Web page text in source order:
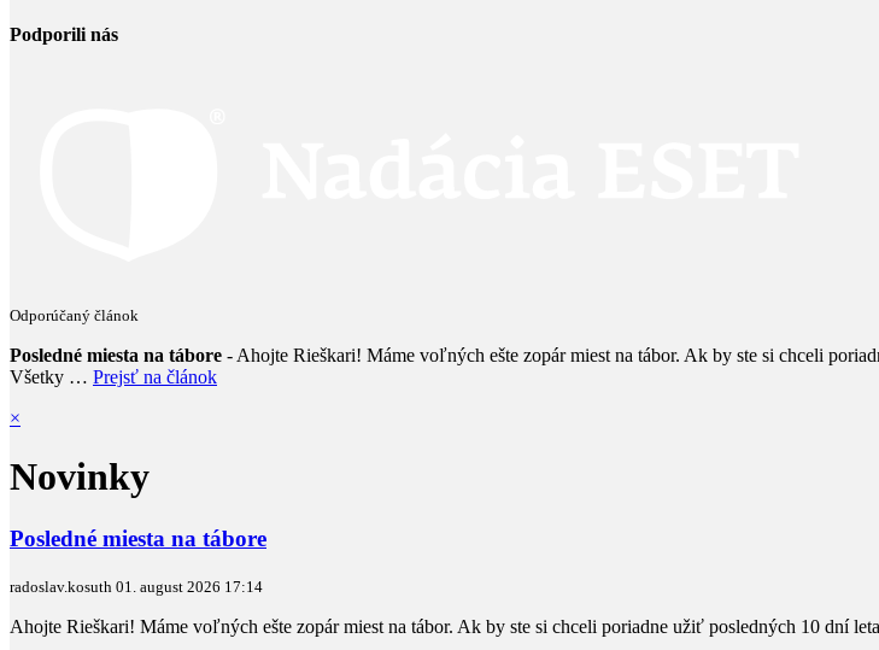
Podporili nás
Odporúčaný článok
Posledné miesta na tábore - Ahojte Rieškari! Máme voľných ešte zopár miest na tábor. Ak by ste si chceli
Všetky … Prejsť na článok
×
Novinky
Posledné miesta na tábore
radoslav.kosuth 01. august 2026 17:14
Ahojte Rieškari! Máme voľných ešte zopár miest na tábor. Ak by ste si chceli poriadne užiť posledných 10 dní